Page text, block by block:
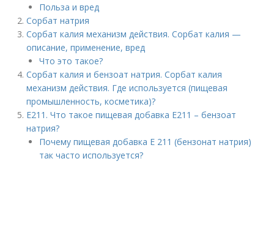
Польза и вред
Сорбат натрия
Сорбат калия механизм действия. Сорбат калия —
описание, применение, вред
Что это такое?
Сорбат калия и бензоат натрия. Сорбат калия
механизм действия. Где используется (пищевая
промышленность, косметика)?
E211. Что такое пищевая добавка Е211 – бензоат
натрия?
Почему пищевая добавка Е 211 (бензонат натрия)
так часто используется?